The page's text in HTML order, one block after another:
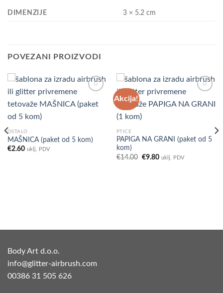
DIMENZIJE 3 × 5.2 cm
POVEZANI PROIZVODI
OSTALO
MAŠNICA (paket od 5 kom)
€2.60 uklj. PDV
Akcija!
PTICE
PAPIGA NA GRANI (paket od 5
kom)
€14.00 Izvorna
€9.80Trenutna
uklj. PDV
Body Art d.o.o.
info@glitter-airbrush.com
00386 31 505 626